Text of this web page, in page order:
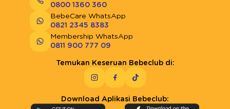
0800 1360 360
BebeCare WhatsApp
0821 2345 8383
Membership WhatsApp
0811 900 777 09
Temukan Keseruan Bebeclub di:
Download Aplikasi Bebeclub: